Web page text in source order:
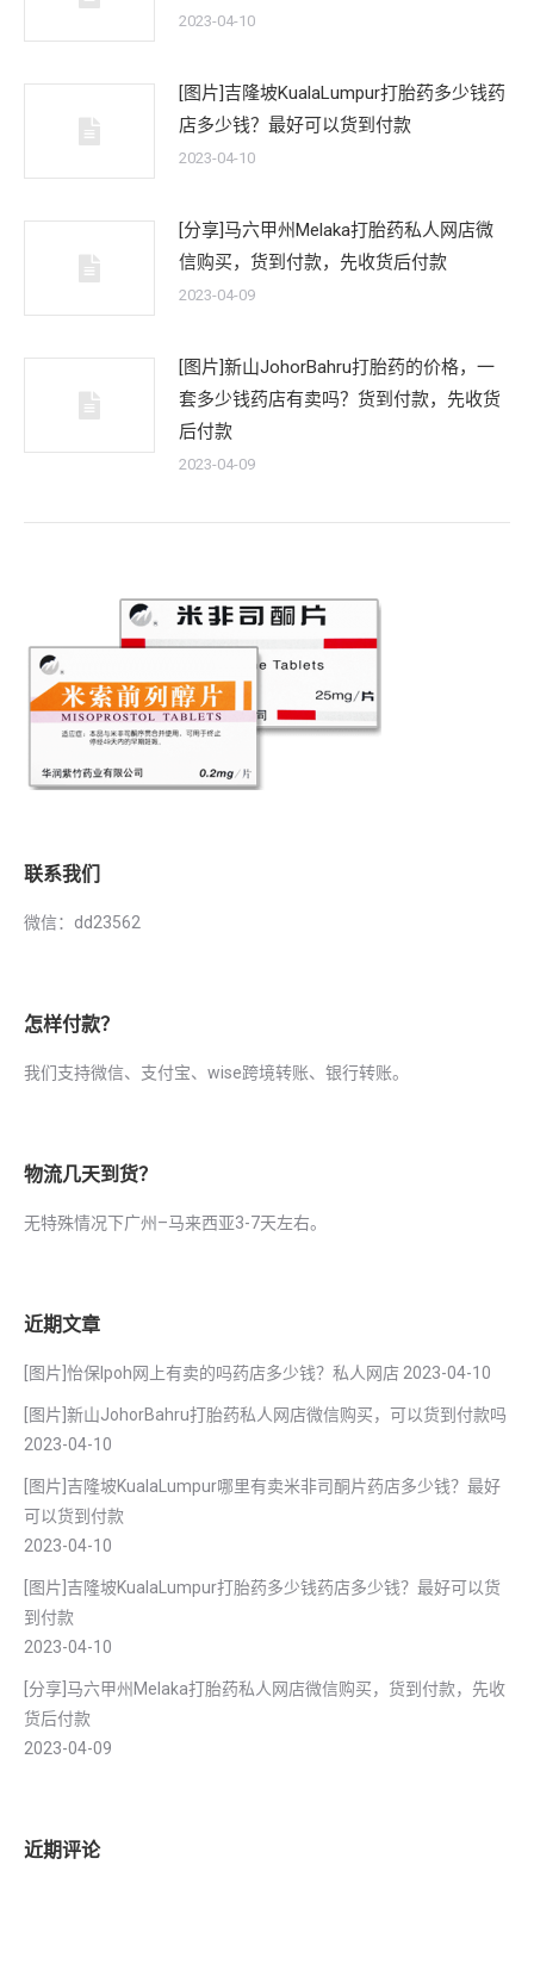
2023-04-10
[图片]吉隆坡KualaLumpur打胎药多少钱药
店多少钱？最好可以货到付款
2023-04-10
[分享]马六甲州Melaka打胎药私人网店微
信购买，货到付款，先收货后付款
2023-04-09
[图片]新山JohorBahru打胎药的价格，一
套多少钱药店有卖吗？货到付款，先收货
后付款
2023-04-09
联系我们
微信：dd23562
怎样付款？
我们支持微信、支付宝、wise跨境转账、银行转账。
物流几天到货？
无特殊情况下广州–马来西亚3-7天左右。
近期文章
[图片]怡保lpoh网上有卖的吗药店多少钱？私人网店 2023-04-10
[图片]新山JohorBahru打胎药私人网店微信购买，可以货到付款吗
2023-04-10
[图片]吉隆坡KualaLumpur哪里有卖米非司酮片药店多少钱？最好
可以货到付款
2023-04-10
[图片]吉隆坡KualaLumpur打胎药多少钱药店多少钱？最好可以货
到付款
2023-04-10
[分享]马六甲州Melaka打胎药私人网店微信购买，货到付款，先收
货后付款
2023-04-09
近期评论